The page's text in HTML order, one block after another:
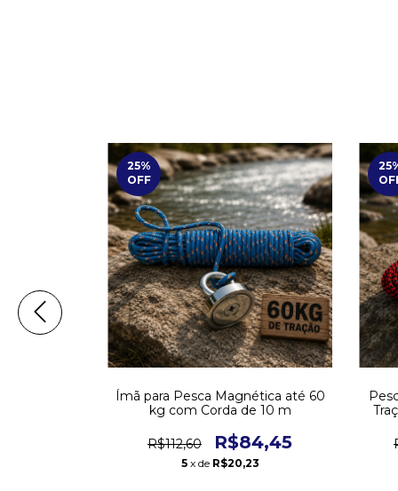
25%
OFF
Ímã para Pesca Magnética até 60
kg com Corda de 10 m
R$112,60 R$84,45
5 x de R$20,23
25